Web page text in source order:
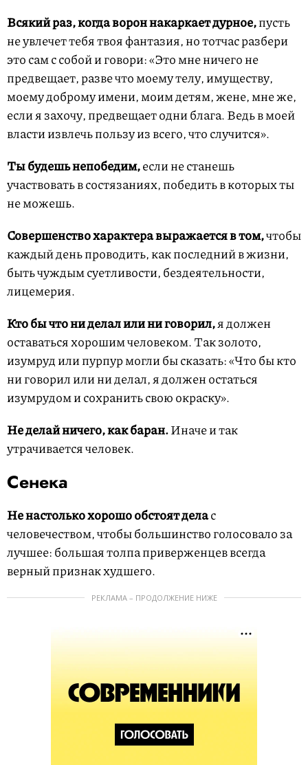
Всякий раз, когда ворон накаркает дурное,пусть
не увлечет тебя твоя фантазия, но тотчас разбери
это сам с собой и говори: «Это мне ничего не
предвещает, разве что моему телу, имуществу,
моему доброму имени, моим детям, жене, мне же,
если я захочу, предвещает одни блага. Ведь в моей
власти извлечь пользу из всего, что случится».
Ты будешь непобедим,если не станешь
участвовать в состязаниях, победить в которых ты
не можешь.
Совершенство характера выражается в том,чтобы
каждый день проводить, как последний в жизни,
быть чуждым суетливости, бездеятельности,
лицемерия.
Кто бы что ни делал или ни говорил,я должен
оставаться хорошим человеком. Так золото,
изумруд или пурпур могли бы сказать: «Что бы кто
ни говорил или ни делал, я должен остаться
изумрудом и сохранить свою окраску».
Не делай ничего, как баран.Иначе и так
утрачивается человек.
Сенека
Не настолько хорошо обстоят делас
человечеством, чтобы большинство голосовало за
лучшее: большая толпа приверженцев всегда
верный признак худшего.
РЕКЛАМА – ПРОДОЛЖЕНИЕ НИЖЕ